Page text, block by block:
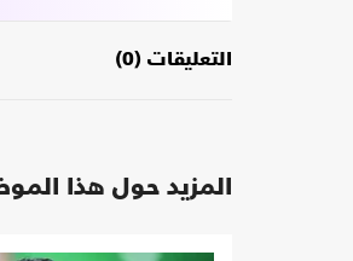
التعليقات (0)
المزيد حول هذا